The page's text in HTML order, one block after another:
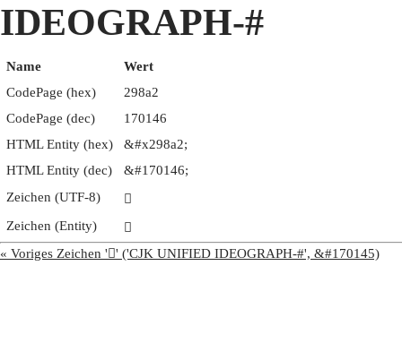
IDEOGRAPH-#
Name
Wert
CodePage (hex)
298a2
CodePage (dec)
170146
HTML Entity (hex)
&#x298a2;
HTML Entity (dec)
&#170146;
Zeichen (UTF-8)
𩢢
Zeichen (Entity)
𩢢
« Voriges Zeichen '𩢡' ('CJK UNIFIED IDEOGRAPH-#', &#170145)